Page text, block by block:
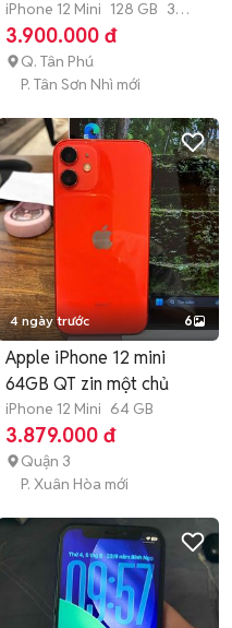
iPhone 12 Mini 128 GB 3
tháng
3.900.000 đ
Q. Tân Phú
P. Tân Sơn Nhì mới
4 ngày trước 6
Apple iPhone 12 mini
64GB QT zin một chủ
iPhone 12 Mini 64 GB
3.879.000 đ
Quận 3
P. Xuân Hòa mới